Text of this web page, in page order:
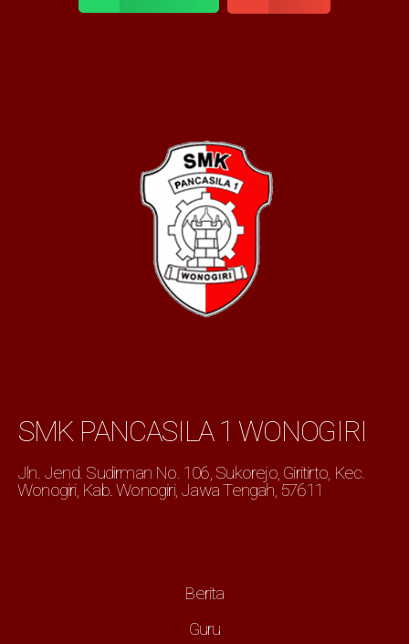
SMK PANCASILA 1 WONOGIRI
Jln. Jend. Sudirman No. 106, Sukorejo, Giritirto, Kec.
Wonogiri, Kab. Wonogiri, Jawa Tengah, 57611
Berita
Guru